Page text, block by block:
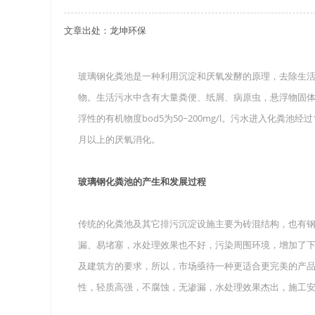
关于重庆玻璃钢化粪池的这些基础知识你都记住
在安装绵阳玻璃钢化粪池时可能遇到这些难题
使用成都玻璃钢化粪池的七大好处你都记住了吗
文章出处：龙坤环保
玻璃钢化粪池是一种利用沉淀和厌氧发酵的原理，去除生
物。生活污水中含有大量粪便、纸屑、病原虫，悬浮物固
浮性的有机物度bod5为50~200mg/l。污水进入化粪池经
月以上的厌氧消化。
玻璃钢化粪池的产生和发展过程
传统的化粪池及其它排污沉淀设施主要为砖混结构，也有
漏、易堵塞，水处理效果也不好，污染周围环境，增加了
及建筑方的要求，所以，市场亟待一种更适合更完美的产
性，轻质高强，不腐蚀，无渗漏，水处理效果杰出，施